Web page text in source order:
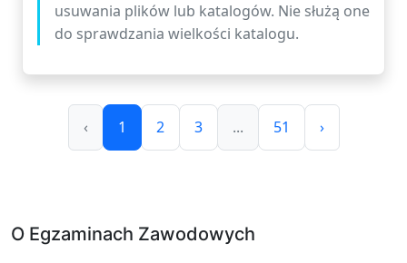
usuwania plików lub katalogów. Nie służą one
do sprawdzania wielkości katalogu.
‹ 1 2 3 ... 51 ›
O Egzaminach Zawodowych